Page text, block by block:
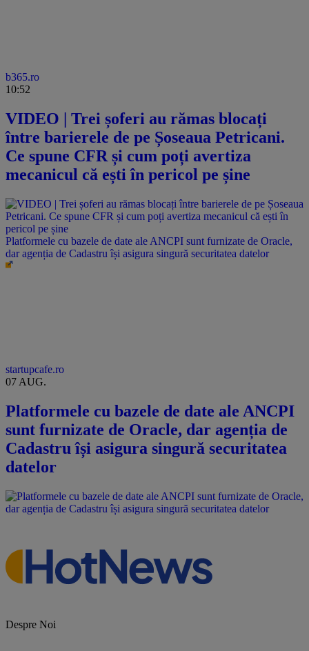
b365.ro
10:52
VIDEO | Trei șoferi au rămas blocați
între barierele de pe Șoseaua Petricani.
Ce spune CFR și cum poți avertiza
mecanicul că ești în pericol pe șine
Platformele cu bazele de date ale ANCPI sunt furnizate de Oracle,
dar agenția de Cadastru își asigura singură securitatea datelor
startupcafe.ro
07 AUG.
Platformele cu bazele de date ale ANCPI
sunt furnizate de Oracle, dar agenția de
Cadastru își asigura singură securitatea
datelor
Despre Noi